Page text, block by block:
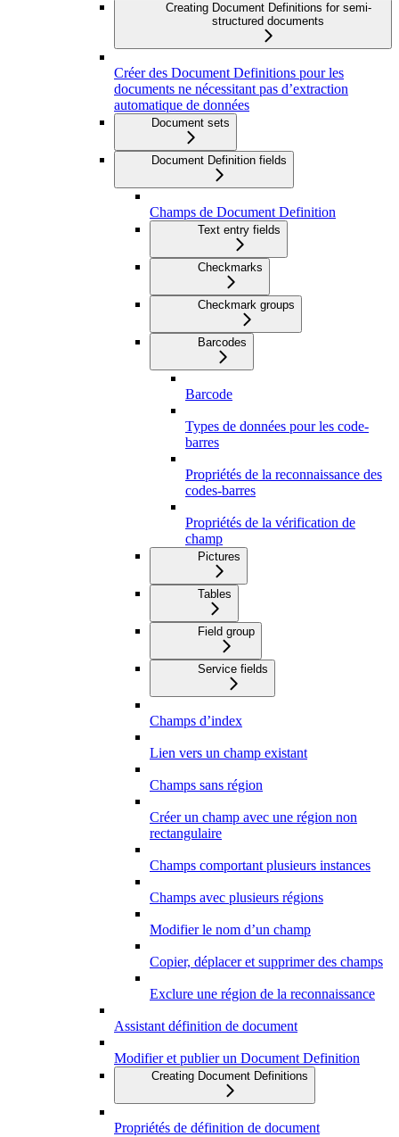
Creating Document Definitions for semi-
structured documents
Créer des Document Definitions pour les
documents ne nécessitant pas d’extraction
automatique de données
Document sets
Document Definition fields
Champs de Document Definition
Text entry fields
Checkmarks
Checkmark groups
Barcodes
Barcode
Types de données pour les code-
barres
Propriétés de la reconnaissance des
codes-barres
Propriétés de la vérification de
champ
Pictures
Tables
Field group
Service fields
Champs d’index
Lien vers un champ existant
Champs sans région
Créer un champ avec une région non
rectangulaire
Champs comportant plusieurs instances
Champs avec plusieurs régions
Modifier le nom d’un champ
Copier, déplacer et supprimer des champs
Exclure une région de la reconnaissance
Assistant définition de document
Modifier et publier un Document Definition
Creating Document Definitions
Propriétés de définition de document